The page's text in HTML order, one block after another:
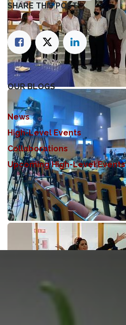
SHARE THIS POST
OUR BLOGS
News
High-Level Events
Collaborations
Upcoming High-Level Events